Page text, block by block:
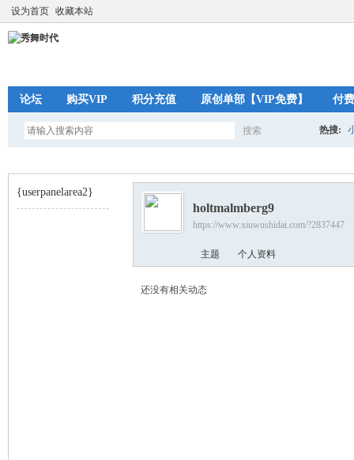
设为首页 收藏本站
论坛 购买VIP 积分充值 原创单部【VIP免费】 付
搜索
索
热搜:
{userpanelarea2}
holtmalmberg9
https://www.xiuwushidai.com/?2837447
主题 个人资料
还没有相关动态